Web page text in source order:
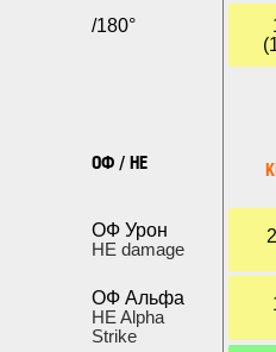
/180°
ОФ / HE
ОФ Урон
HE damage
ОФ Альфа
HE Alpha
Strike